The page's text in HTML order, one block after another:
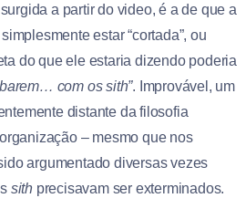
a partir do video, é a de que a
estar “cortada”, ou
do que ele estaria dizendo poderia
com os sith”. Improvável, um
distante da filosofia
– mesmo que nos
argumentado diversas vezes
sith precisavam ser exterminados.